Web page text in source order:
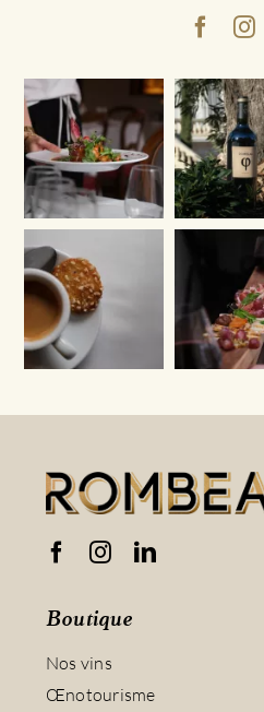
Boutique
Nos vins
Œnotourisme